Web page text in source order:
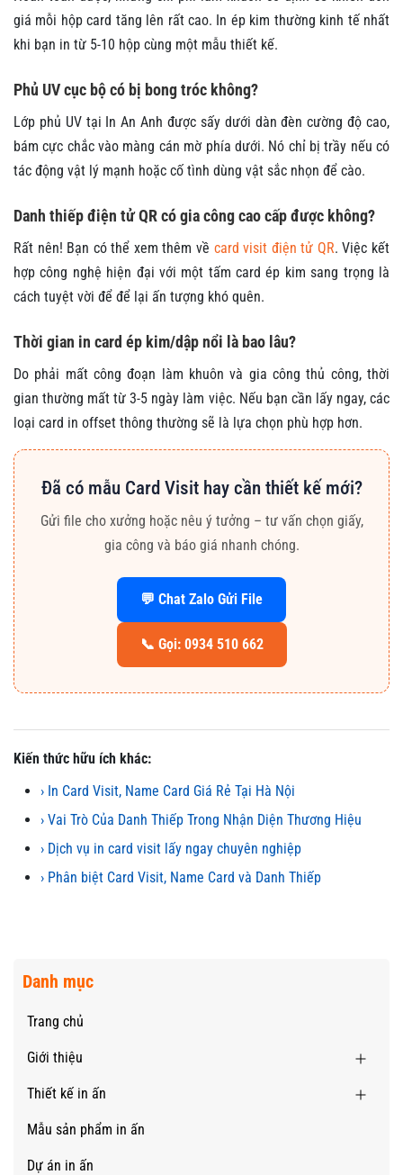
giá mỗi hộp card tăng lên rất cao. In ép kim thường kinh tế nhất
khi bạn in từ 5-10 hộp cùng một mẫu thiết kế.
Phủ UV cục bộ có bị bong tróc không?
Lớp phủ UV tại In An Anh được sấy dưới dàn đèn cường độ cao,
bám cực chắc vào màng cán mờ phía dưới. Nó chỉ bị trầy nếu có
tác động vật lý mạnh hoặc cố tình dùng vật sắc nhọn để cào.
Danh thiếp điện tử QR có gia công cao cấp được không?
Rất nên! Bạn có thể xem thêm về card visit điện tử QR. Việc kết
hợp công nghệ hiện đại với một tấm card ép kim sang trọng là
cách tuyệt vời để để lại ấn tượng khó quên.
Thời gian in card ép kim/dập nổi là bao lâu?
Do phải mất công đoạn làm khuôn và gia công thủ công, thời
gian thường mất từ 3-5 ngày làm việc. Nếu bạn cần lấy ngay, các
loại card in offset thông thường sẽ là lựa chọn phù hợp hơn.
Đã có mẫu Card Visit hay cần thiết kế mới?
Gửi file cho xưởng hoặc nêu ý tưởng – tư vấn chọn giấy,
gia công và báo giá nhanh chóng.
💬 Chat Zalo Gửi File
📞 Gọi: 0934 510 662
Kiến thức hữu ích khác:
› In Card Visit, Name Card Giá Rẻ Tại Hà Nội
› Vai Trò Của Danh Thiếp Trong Nhận Diện Thương Hiệu
› Dịch vụ in card visit lấy ngay chuyên nghiệp
› Phân biệt Card Visit, Name Card và Danh Thiếp
Danh mục
Trang chủ
Giới thiệu
Thiết kế in ấn
Mẫu sản phẩm in ấn
Dự án in ấn